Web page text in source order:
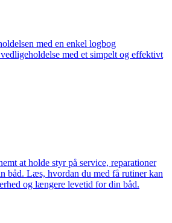
med en enkel logbog
med et simpelt og effektivt
at holde styr på service, reparationer
båd. Læs, hvordan du med få rutiner kan
og længere levetid for din båd.